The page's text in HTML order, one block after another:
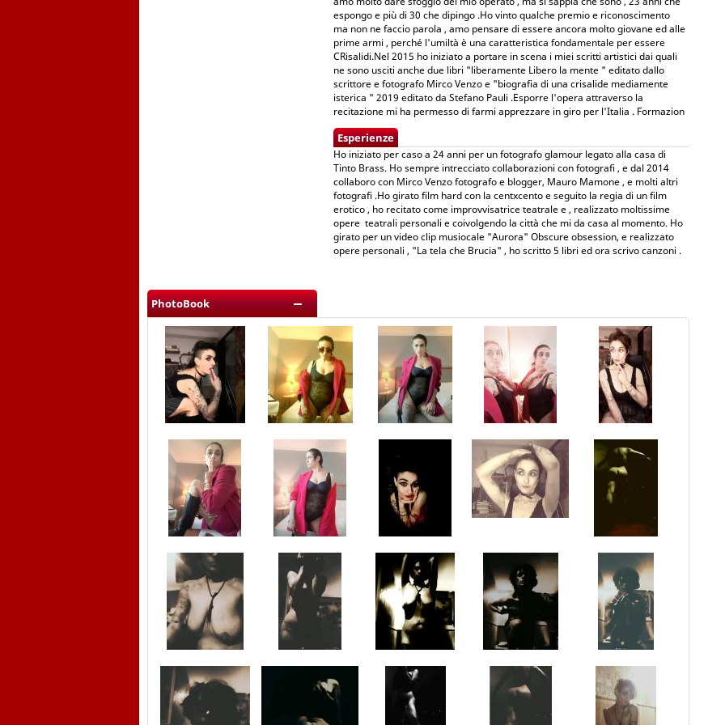
espongo e più di 30 che dipingo .Ho vinto qualche premio e riconoscimento
ma non ne faccio parola , amo pensare di essere ancora molto giovane ed alle
prime armi , perché l'umiltà è una caratteristica fondamentale per essere
CRisalidi.Nel 2015 ho iniziato a portare in scena i miei scritti artistici dai quali
ne sono usciti anche due libri "liberamente Libero la mente " editato dallo
scrittore e fotografo Mirco Venzo e "biografia di una crisalide mediamente
isterica " 2019 editato da Stefano Pauli .Esporre l'opera attraverso la
recitazione mi ha permesso di farmi apprezzare in giro per l'Italia . Formazion
Esperienze
Ho iniziato per caso a 24 anni per un fotografo glamour legato alla casa di
Tinto Brass. Ho sempre intrecciato collaborazioni con fotografi , e dal 2014
collaboro con Mirco Venzo fotografo e blogger, Mauro Mamone , e molti altri
fotografi .Ho girato film hard con la centxcento e seguito la regia di un film
erotico , ho recitato come improvvisatrice teatrale e , realizzato moltissime
opere teatrali personali e coivolgendo la città che mi da casa al momento. Ho
girato per un video clip musiocale "Aurora" Obscure obsession, e realizzato
opere personali , "La tela che Brucia" , ho scritto 5 libri ed ora scrivo canzoni .
PhotoBook